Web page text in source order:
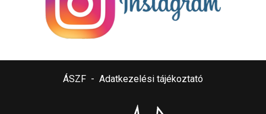
ÁSZF - Adatkezelési tájékoztató